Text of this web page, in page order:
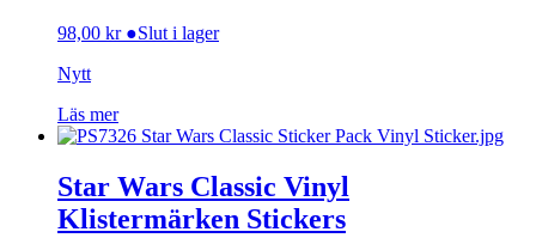
98,00 kr ●Slut i lager
Nytt
Läs mer
Star Wars Classic Vinyl
Klistermärken Stickers